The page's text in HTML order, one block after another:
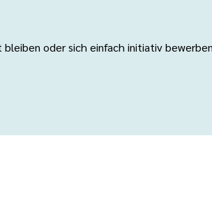
oder sich einfach initiativ